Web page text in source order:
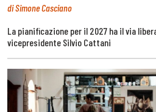
di Simone Casciano
La pianificazione per il 2027 ha il via
vicepresidente Silvio Cattani